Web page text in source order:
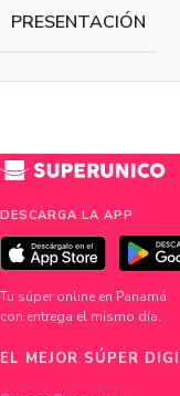
PRESENTACIÓN
DESCARGA LA APP
Tu súper online en Panamá
con entrega el mismo día.
EL MEJOR SÚPER